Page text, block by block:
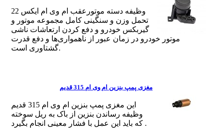
وظیفه دسته موتورعقب ام وی ام ایکس 22
تحمل وزن و سنگینی کامل مجموعه موتور و
گیربکس خودرو و دفع کردن ارتعاشات ناشی
موتور خودرو در زمان عبور از ناهمواری‌ها و دفع قدرت
گشتاوری است.
مغزی پمپ بنزین ام وی ام 315 قدیم
این مغزی پمپ بنزین ام وی ام 315 قدیم
وظیفه رساندن بنزین از باک به ریل سوخته
که باید این عمل با فشار معینی انجام بگیرد .